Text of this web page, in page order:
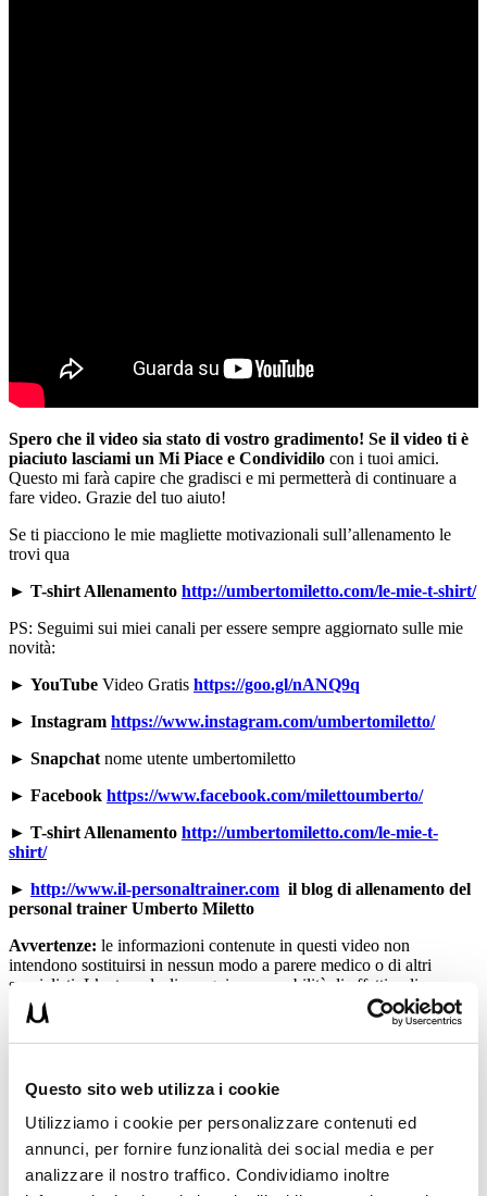
Questo sito web utilizza i cookie
Utilizziamo i cookie per personalizzare contenuti ed
annunci, per fornire funzionalità dei social media e per
analizzare il nostro traffico. Condividiamo inoltre
Spero che il video sia stato di vostro gradimento! Se il video ti è
piaciuto lasciami un Mi Piace e Condividilo con i tuoi amici.
Questo mi farà capire che gradisci e mi permetterà di continuare a
fare video. Grazie del tuo aiuto!
Se ti piacciono le mie magliette motivazionali sull’allenamento le
trovi qua
► T-shirt Allenamento http://umbertomiletto.com/le-mie-t-shirt/
PS: Seguimi sui miei canali per essere sempre aggiornato sulle mie
novità:
► YouTube Video Gratis https://goo.gl/nANQ9q
► Instagram https://www.instagram.com/umbertomiletto/
► Snapchat nome utente umbertomiletto
► Facebook https://www.facebook.com/milettoumberto/
► T-shirt Allenamento http://umbertomiletto.com/le-mie-t-
shirt/
► http://www.il-personaltrainer.com il blog di allenamento del
personal trainer Umberto Miletto
Avvertenze: le informazioni contenute in questi video non
intendono sostituirsi in nessun modo a parere medico o di altri
specialisti. L’autore declina ogni responsabilità di effetti o di
conseguenze risultanti dall’uso di tali informazioni e dalla loro messa
in pratica. L’allenamento con sovraccarichi, a corpo libero, con i
kettlebell, con il trx, e con altri attrezzi può causare infortuni, si
esercizi e metodologie adatte al proprio livello di forma. Consultare
il proprio medico di fiducia prima di intraprendere qualsiasi forma di
attività fisica o regime alimentare.
Condividi: